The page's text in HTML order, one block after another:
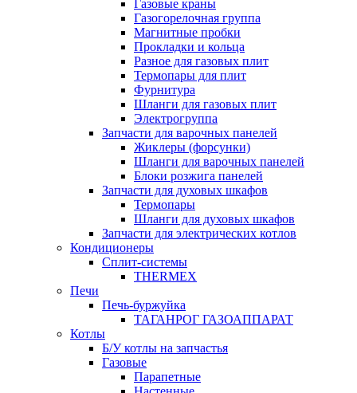
Газовые краны
Газогорелочная группа
Магнитные пробки
Прокладки и кольца
Разное для газовых плит
Термопары для плит
Фурнитура
Шланги для газовых плит
Электрогруппа
Запчасти для варочных панелей
Жиклеры (форсунки)
Шланги для варочных панелей
Блоки розжига панелей
Запчасти для духовых шкафов
Термопары
Шланги для духовых шкафов
Запчасти для электрических котлов
Кондиционеры
Сплит-системы
THERMEX
Печи
Печь-буржуйка
ТАГАНРОГ ГАЗОАППАРАТ
Котлы
Б/У котлы на запчастья
Газовые
Парапетные